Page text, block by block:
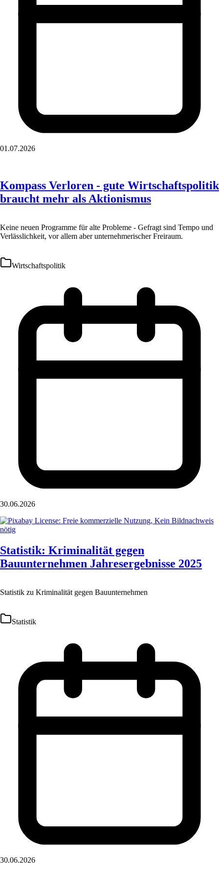
01.07.2026
Kompass Verloren - gute Wirtschaftspolitik
braucht mehr als Aktionismus
Keine neuen Programme für alte Probleme - Gefragt sind Tempo und
Verlässlichkeit, vor allem aber unternehmerischer Freiraum.
Wirtschaftspolitik
30.06.2026
Statistik: Kriminalität gegen
Bauunternehmen Jahresergebnisse 2025
Statistik zu Kriminalität gegen Bauunternehmen
Statistik
30.06.2026